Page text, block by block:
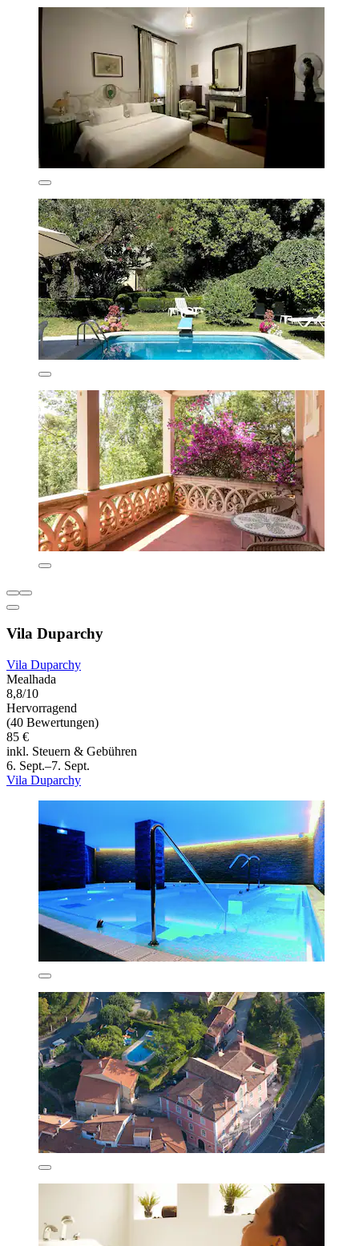
Vila Duparchy
Vila Duparchy
Mealhada
8,8/10
Hervorragend
(40 Bewertungen)
85 €
inkl. Steuern & Gebühren
6. Sept.–7. Sept.
Vila Duparchy